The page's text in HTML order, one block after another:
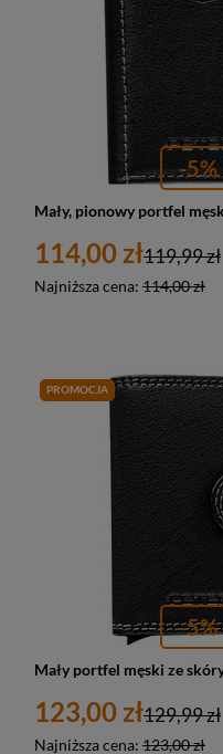
-5%
114,00 zł
Najniższa cena: 114,00 zł
119,99 zł
PROMOCJA
-5%
123,00 zł
Najniższa cena: 123,00 zł
129,99 zł